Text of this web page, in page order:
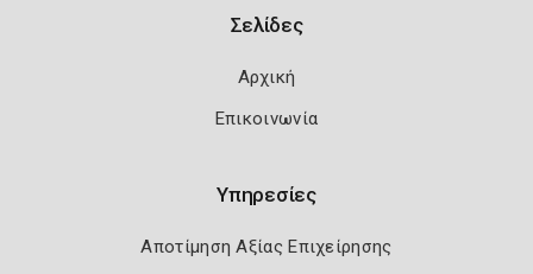
Σελίδες
Αρχική
Επικοινωνία
Υπηρεσίες
Αποτίμηση Αξίας Επιχείρησης